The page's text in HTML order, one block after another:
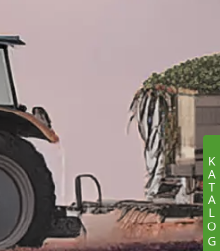
K
A
T
A
L
O
G